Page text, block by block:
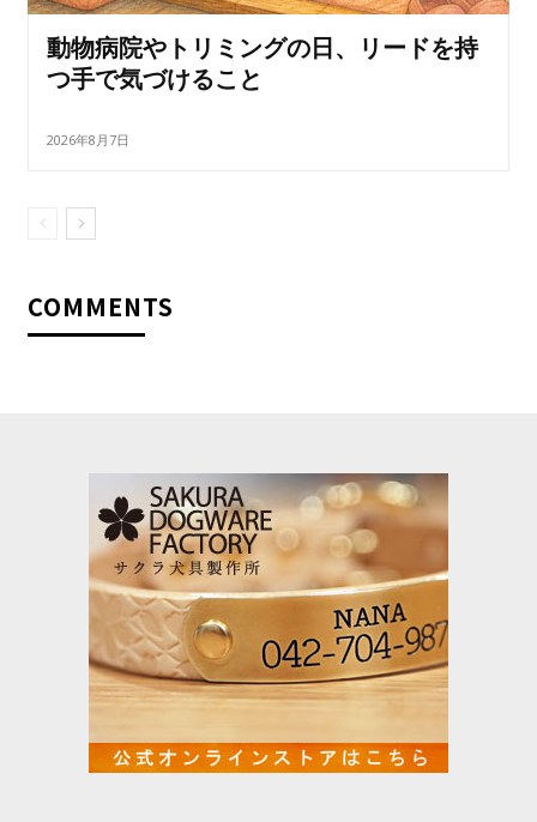
動物病院やトリミングの日、リードを持
つ手で気づけること
2026年8月7日
COMMENTS